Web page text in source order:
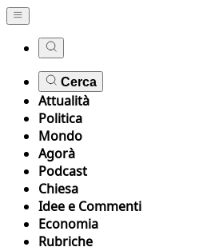
Cerca
Attualità
Politica
Mondo
Agorà
Podcast
Chiesa
Idee e Commenti
Economia
Rubriche